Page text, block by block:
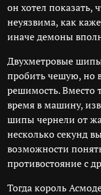
он хотел показать,
неуязвима, как
иначе демоны
Двухметровые шипы
пробить чешую, но
решимость. Вместо
время в машину,
шипы чернели от
несколько секунд
возможности
противостояние с
Тогда король